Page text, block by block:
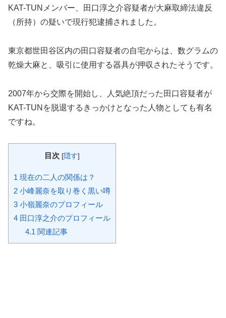
KAT-TUNメンバー、田口淳之介容疑者が大麻取締法違反
（所持）の疑いで現行犯逮捕されました。
東京都世田谷区内の田口容疑者の自宅からは、数グラムの
乾燥大麻と、吸引に使用する器具が押収されたそうです。
2007年から交際を開始し、人気絶頂だった田口容疑者が
KAT-TUNを脱退するきっかけとなった人物としても有名
ですね。
目次 [隠す]
1 現在の二人の関係は？
2 小峰麗奈を取り巻く黒い噂
3 小嶺麗奈のプロフィール
4 田口淳之介のプロフィール
4.1 関連記事